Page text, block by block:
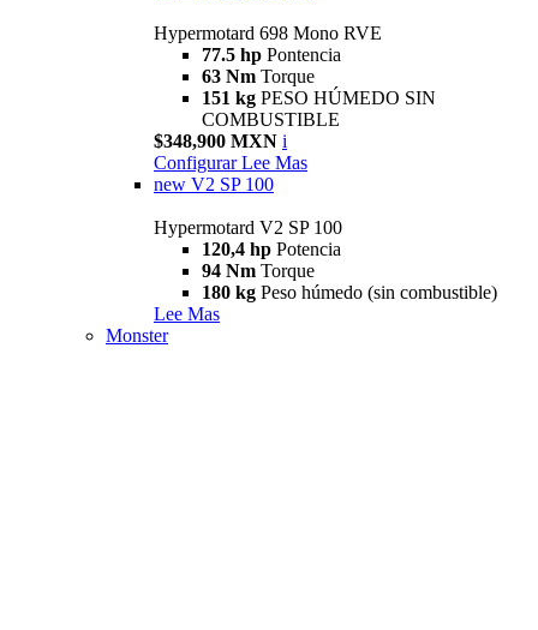
Hypermotard 698 Mono RVE
77.5 hp Pontencia
63 Nm Torque
151 kg PESO HÚMEDO SIN
COMBUSTIBLE
$348,900 MXN i
Configurar Lee Mas
new V2 SP 100
Hypermotard V2 SP 100
120,4 hp Potencia
94 Nm Torque
180 kg Peso húmedo (sin combustible)
Lee Mas
Monster